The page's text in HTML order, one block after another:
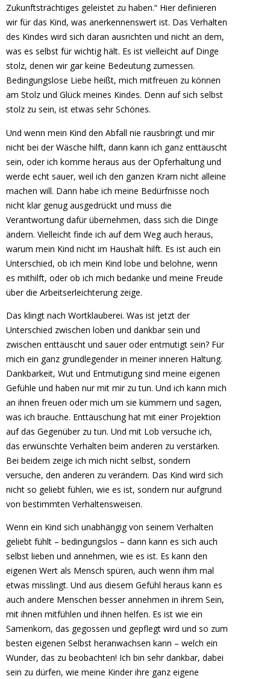
Zukunftsträchtiges geleistet zu haben.“ Hier definieren
wir für das Kind, was anerkennenswert ist. Das Verhalten
des Kindes wird sich daran ausrichten und nicht an dem,
was es selbst für wichtig hält. Es ist vielleicht auf Dinge
stolz, denen wir gar keine Bedeutung zumessen.
Bedingungslose Liebe heißt, mich mitfreuen zu können
am Stolz und Glück meines Kindes. Denn auf sich selbst
stolz zu sein, ist etwas sehr Schönes.
Und wenn mein Kind den Abfall nie rausbringt und mir
nicht bei der Wäsche hilft, dann kann ich ganz enttäuscht
sein, oder ich komme heraus aus der Opferhaltung und
werde echt sauer, weil ich den ganzen Kram nicht alleine
machen will. Dann habe ich meine Bedürfnisse noch
nicht klar genug ausgedrückt und muss die
Verantwortung dafür übernehmen, dass sich die Dinge
ändern. Vielleicht finde ich auf dem Weg auch heraus,
warum mein Kind nicht im Haushalt hilft. Es ist auch ein
Unterschied, ob ich mein Kind lobe und belohne, wenn
es mithilft, oder ob ich mich bedanke und meine Freude
über die Arbeitserleichterung zeige.
Das klingt nach Wortklauberei. Was ist jetzt der
Unterschied zwischen loben und dankbar sein und
zwischen enttäuscht und sauer oder entmutigt sein? Für
mich ein ganz grundlegender in meiner inneren Haltung.
Dankbarkeit, Wut und Entmutigung sind meine eigenen
Gefühle und haben nur mit mir zu tun. Und ich kann mich
an ihnen freuen oder mich um sie kümmern und sagen,
was ich brauche. Enttäuschung hat mit einer Projektion
auf das Gegenüber zu tun. Und mit Lob versuche ich,
das erwünschte Verhalten beim anderen zu verstärken.
Bei beidem zeige ich mich nicht selbst, sondern
versuche, den anderen zu verändern. Das Kind wird sich
nicht so geliebt fühlen, wie es ist, sondern nur aufgrund
von bestimmten Verhaltensweisen.
Wenn ein Kind sich unabhängig von seinem Verhalten
geliebt fühlt – bedingungslos – dann kann es sich auch
selbst lieben und annehmen, wie es ist. Es kann den
eigenen Wert als Mensch spüren, auch wenn ihm mal
etwas misslingt. Und aus diesem Gefühl heraus kann es
auch andere Menschen besser annehmen in ihrem Sein,
mit ihnen mitfühlen und ihnen helfen. Es ist wie ein
Samenkorn, das gegossen und gepflegt wird und so zum
besten eigenen Selbst heranwachsen kann – welch ein
Wunder, das zu beobachten! Ich bin sehr dankbar, dabei
sein zu dürfen, wie meine Kinder ihre ganz eigene